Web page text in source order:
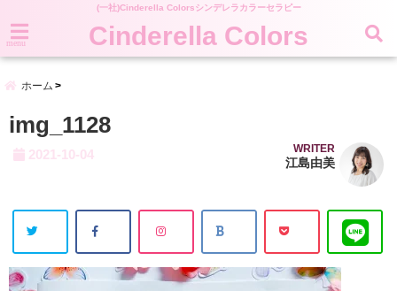
(一社)Cinderella Colorsシンデレラカラーセラピー
menu Cinderella Colors
ホーム
img_1128
2021-10-04 WRITER
江島由美